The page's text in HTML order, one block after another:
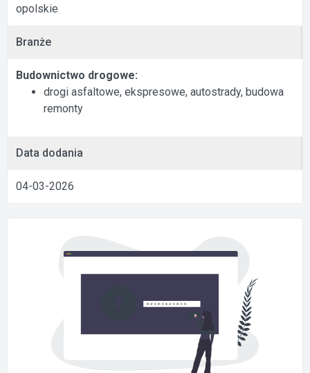
opolskie
Branże
Budownictwo drogowe:
drogi asfaltowe, ekspresowe, autostrady, budowa
remonty
Data dodania
04-03-2026